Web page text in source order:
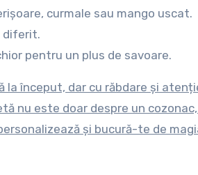
curmale sau mango uscat.
diferit.
pentru un plus de savoare.
început, dar cu răbdare și
nu este doar despre un
și bucură-te de